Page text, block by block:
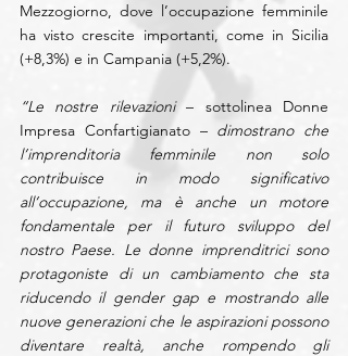
Mezzogiorno, dove l’occupazione femminile
ha visto crescite importanti, come in Sicilia
(+8,3%) e in Campania (+5,2%).
“Le nostre rilevazioni – sottolinea Donne
Impresa Confartigianato – dimostrano che
l’imprenditoria femminile non solo
contribuisce in modo significativo
all’occupazione, ma è anche un motore
fondamentale per il futuro sviluppo del
nostro Paese. Le donne imprenditrici sono
protagoniste di un cambiamento che sta
riducendo il gender gap e mostrando alle
nuove generazioni che le aspirazioni possono
diventare realtà, anche rompendo gli